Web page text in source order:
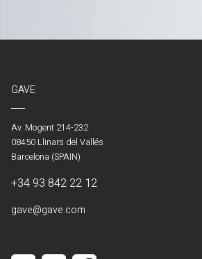
GAVE
Av. Mogent 214-232
08450 Llinars del Vallés
Barcelona (SPAIN)
+34 93 842 22 12
gave@gave.com